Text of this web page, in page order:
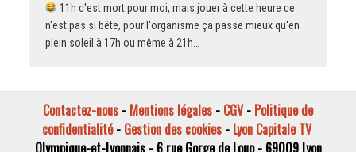
11h c'est mort pour moi, mais jouer à cette heure ce
n'est pas si bête, pour l'organisme ça passe mieux qu'en
plein soleil à 17h ou même à 21h…
Contactez-nous - Mentions légales - CGV- Politique de
confidentialité- Gestion des cookies- Lyon Capitale TV